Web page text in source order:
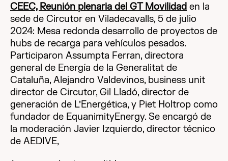
CEEC, Reunión plenaria del GT Movilidad en la
sede de Circutor en Viladecavalls, 5 de julio
2024: Mesa redonda desarrollo de proyectos de
hubs de recarga para vehículos pesados.
Participaron Assumpta Ferran, directora
general de Energía de la Generalitat de
Cataluña, Alejandro Valdevinos, business unit
director de Circutor, Gil Lladó, director de
generación de L’Energética, y Piet Holtrop como
fundador de EquanimityEnergy. Se encargó de
la moderación Javier Izquierdo, director técnico
de AEDIVE,